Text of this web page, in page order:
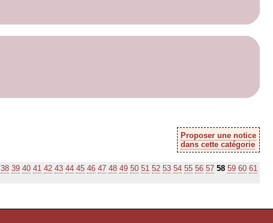
Proposer une notice
dans cette catégorie
38 39 40 41 42 43 44 45 46 47 48 49 50 51 52 53 54 55 56 57 58 59 60 61